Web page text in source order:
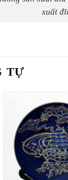
xuất
TỰ